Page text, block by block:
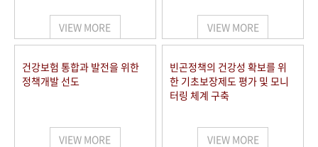
VIEW MORE VIEW MORE
건강보험 통합과 발전을 위한
정책개발 선도
VIEW MORE
빈곤정책의 건강성 확보를 위
한 기초보장제도 평가 및 모니
터링 체계 구축
VIEW MORE